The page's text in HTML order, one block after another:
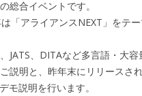
総合イベントです。
「アライアンスNEXT」をテ
JATS、DITAなど多言語・大容
説明と、昨年末にリリースさ
モ説明を行います。